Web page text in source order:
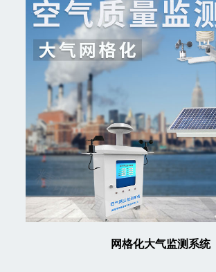
网格化大气监测系统